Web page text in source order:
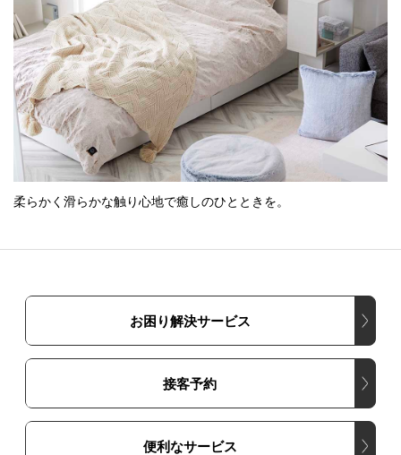
柔らかく滑らかな触り心地で癒しのひとときを。
お困り解決サービス
接客予約
便利なサービス